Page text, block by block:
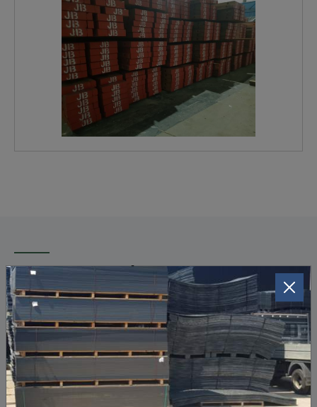
Transport rijplaten
Onze eigen chauffeurs zorgen voor een snelle
plaatsing. We brengen gemakkelijk tot 100
lopende meter rijspoor aan.
Je kan uiteraard ook zelf de rijplaten komen
afhalen. Wij kunnen je dieplader of plateauwagen